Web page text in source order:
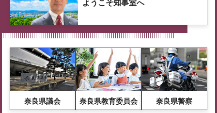
ようこそ知事室へ
奈良県議会 奈良県教育委員会 奈良県警察